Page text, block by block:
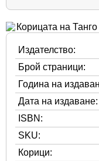
Издателство:
Брой страници:
Година на
Дата на издаване:
ISBN:
SKU:
Корици: